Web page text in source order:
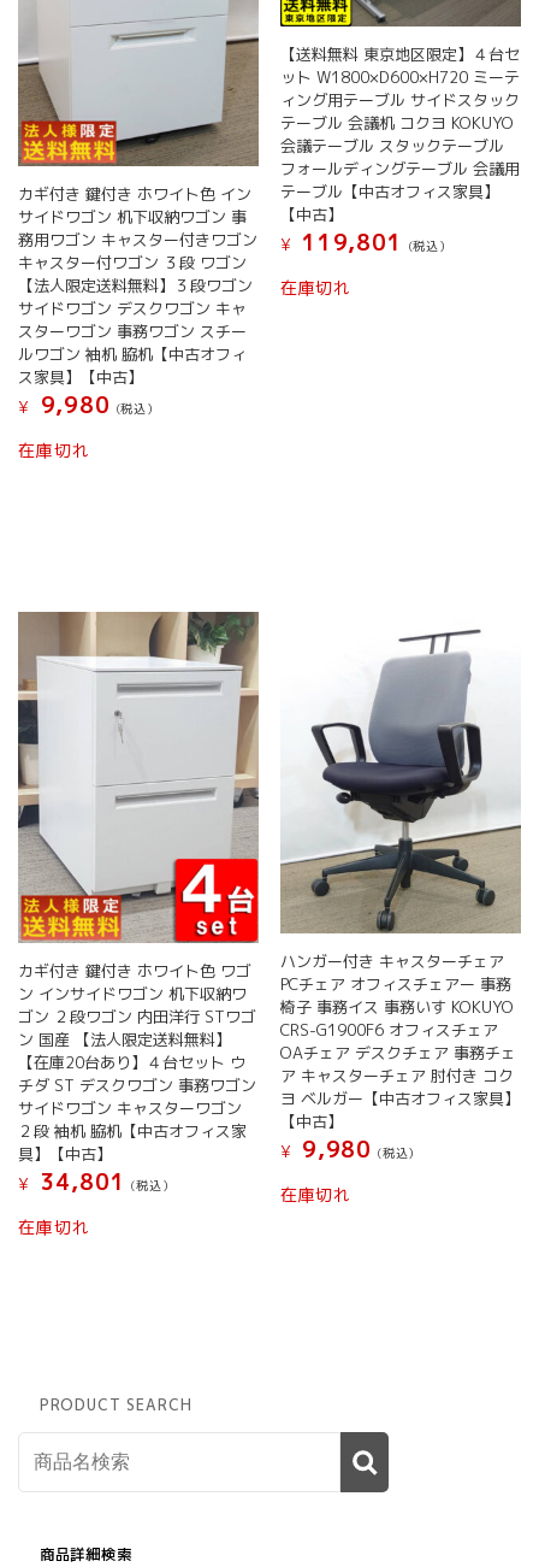
カギ付き 鍵付き ホワイト色 イン
サイドワゴン 机下収納ワゴン 事
務用ワゴン キャスター付きワゴン
キャスター付ワゴン ３段 ワゴン
【法人限定送料無料】３段ワゴン
サイドワゴン デスクワゴン キャ
スターワゴン 事務ワゴン スチー
ルワゴン 袖机 脇机【中古オフィ
ス家具】【中古】
¥
9,980 (税込）
在庫切れ
【送料無料 東京地区限定】４台セ
ット W1800×D600×H720 ミーテ
ィング用テーブル サイドスタック
テーブル 会議机 コクヨ KOKUYO
会議テーブル スタックテーブル
フォールディングテーブル 会議用
テーブル【中古オフィス家具】
【中古】
¥
119,801 (税込）
在庫切れ
カギ付き 鍵付き ホワイト色 ワゴ
ン インサイドワゴン 机下収納ワ
ゴン ２段ワゴン 内田洋行 STワゴ
ン 国産 【法人限定送料無料】
【在庫20台あり】４台セット ウ
チダ ST デスクワゴン 事務ワゴン
サイドワゴン キャスターワゴン
２段 袖机 脇机【中古オフィス家
具】【中古】
¥
34,801 (税込）
在庫切れ
ハンガー付き キャスターチェア
PCチェア オフィスチェアー 事務
椅子 事務イス 事務いす KOKUYO
CRS-G1900F6 オフィスチェア
OAチェア デスクチェア 事務チェ
ア キャスターチェア 肘付き コク
ヨ ベルガー【中古オフィス家具】
【中古】
¥
9,980 (税込）
在庫切れ
PRODUCT SEARCH
商品詳細検索